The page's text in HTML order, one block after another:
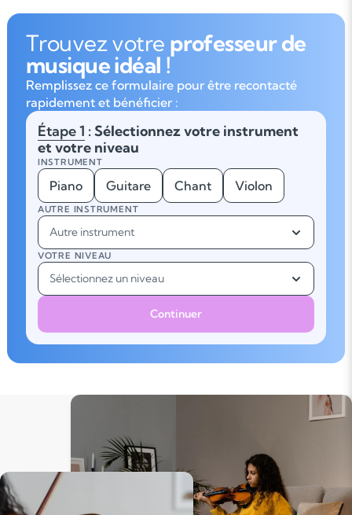
Trouvez votre professeur de
musique idéal !
Remplissez ce formulaire pour être recontacté
rapidement et bénéficier :
Étape 1 : Sélectionnez votre instrument
et votre niveau
INSTRUMENT
Piano Guitare Chant Violon
AUTRE INSTRUMENT
Autre instrument
VOTRE NIVEAU
Sélectionnez un niveau
Continuer